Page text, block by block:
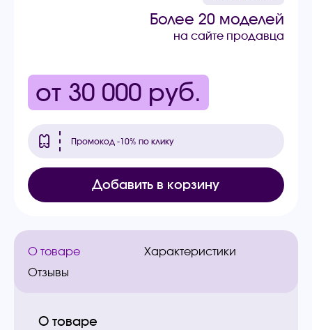
Более 20 моделей
на сайте продавца
от 30 000 руб.
Промокод -10% по клику
Добавить в корзину
О товаре
Характеристики
Отзывы
О товаре